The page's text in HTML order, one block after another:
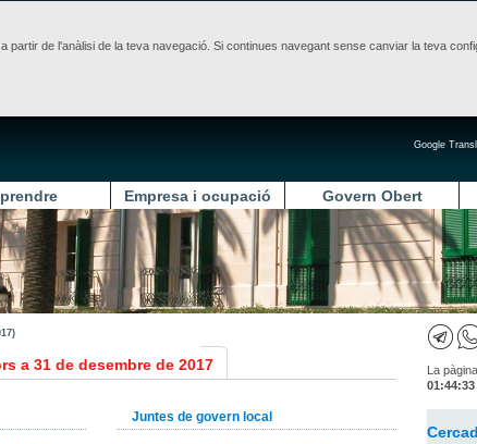
de l'anàlisi de la teva navegació. Si continues navegant sense canviar la teva
Google
Empresa i ocupació Govern Obert
a 31 de desembre de 2017 La
01:44:33
Juntes de govern local